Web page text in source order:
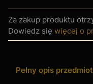
Za zakup produktu
Dowiedz się więcej o
Pełny opis